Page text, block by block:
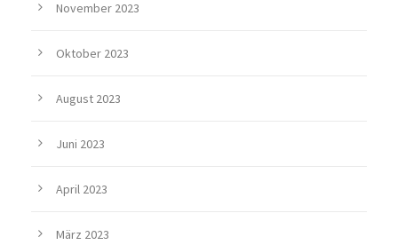
November 2023
Oktober 2023
August 2023
Juni 2023
April 2023
März 2023